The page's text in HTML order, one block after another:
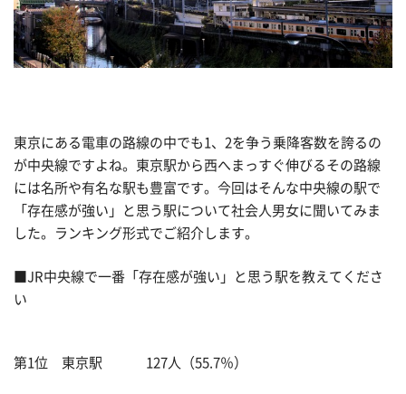
東京にある電車の路線の中でも1、2を争う乗降客数を誇るの
が中央線ですよね。東京駅から西へまっすぐ伸びるその路線
には名所や有名な駅も豊富です。今回はそんな中央線の駅で
「存在感が強い」と思う駅について社会人男女に聞いてみま
した。ランキング形式でご紹介します。
■JR中央線で一番「存在感が強い」と思う駅を教えてくださ
い
第1位 東京駅 127人（55.7％）